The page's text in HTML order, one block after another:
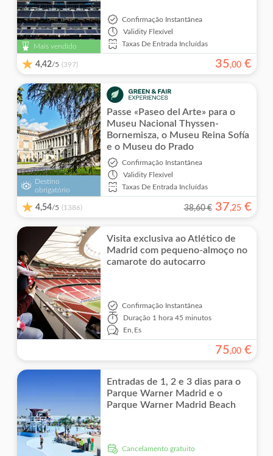
Mais vendido
Confirmação Instantânea
Validity Flexível
Taxas De Entrada Incluídas
4,42/5 (397) 35,00 €
Destino
obrigatório
Passe «Paseo del Arte» para o
Museu Nacional Thyssen-
Bornemisza, o Museu Reina Sofía
e o Museu do Prado
Confirmação Instantânea
Validity Flexível
Taxas De Entrada Incluídas
4,54/5 (1386) 38,60 € 37,25 €
Visita exclusiva ao Atlético de
Madrid com pequeno-almoço no
camarote do autocarro
Confirmação Instantânea
Duração 1 hora 45 minutos
En,Es
75,00 €
Entradas de 1, 2 e 3 dias para o
Parque Warner Madrid e o
Parque Warner Madrid Beach
Cancelamento gratuito